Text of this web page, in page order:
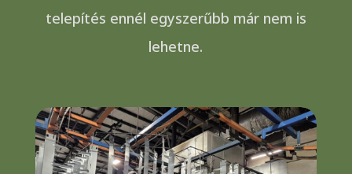
telepítés ennél egyszerűbb már nem is
lehetne.